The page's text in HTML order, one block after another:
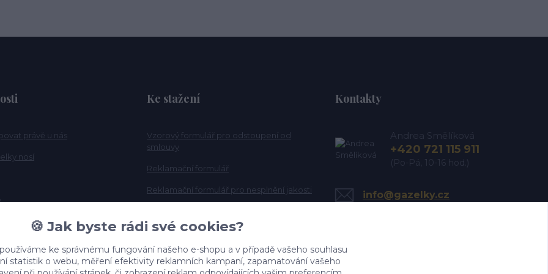
právě u nás
nosí
Ke stažení
Vzorový formulář pro odstoupení od
smlouvy
Reklamační formulář
Reklamační formulář pro nesplnění jakosti
Kontakty
Andrea Smělíková
+420 721 115 911
(Po-Pá, 10-16 hod.)
info@gazelky.cz
🍪 Jak byste rádi své cookies?
ke správnému fungování našeho e-shopu a v případě vašeho souhlasu
statistik o webu, měření efektivity reklamních kampaní, zapamatování vašeho